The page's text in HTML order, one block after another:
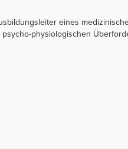
eines
physiologischen